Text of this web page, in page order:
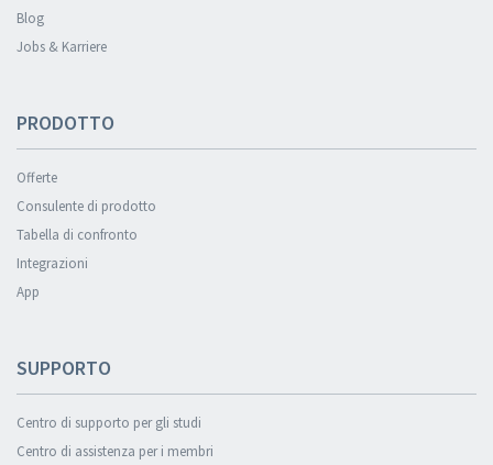
Blog
Jobs & Karriere
PRODOTTO
Offerte
Consulente di prodotto
Tabella di confronto
Integrazioni
App
SUPPORTO
Centro di supporto per gli studi
Centro di assistenza per i membri